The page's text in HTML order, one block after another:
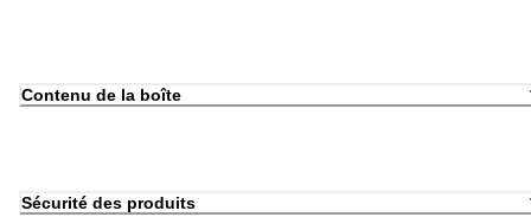
Contenu de la boîte
Sécurité des produits